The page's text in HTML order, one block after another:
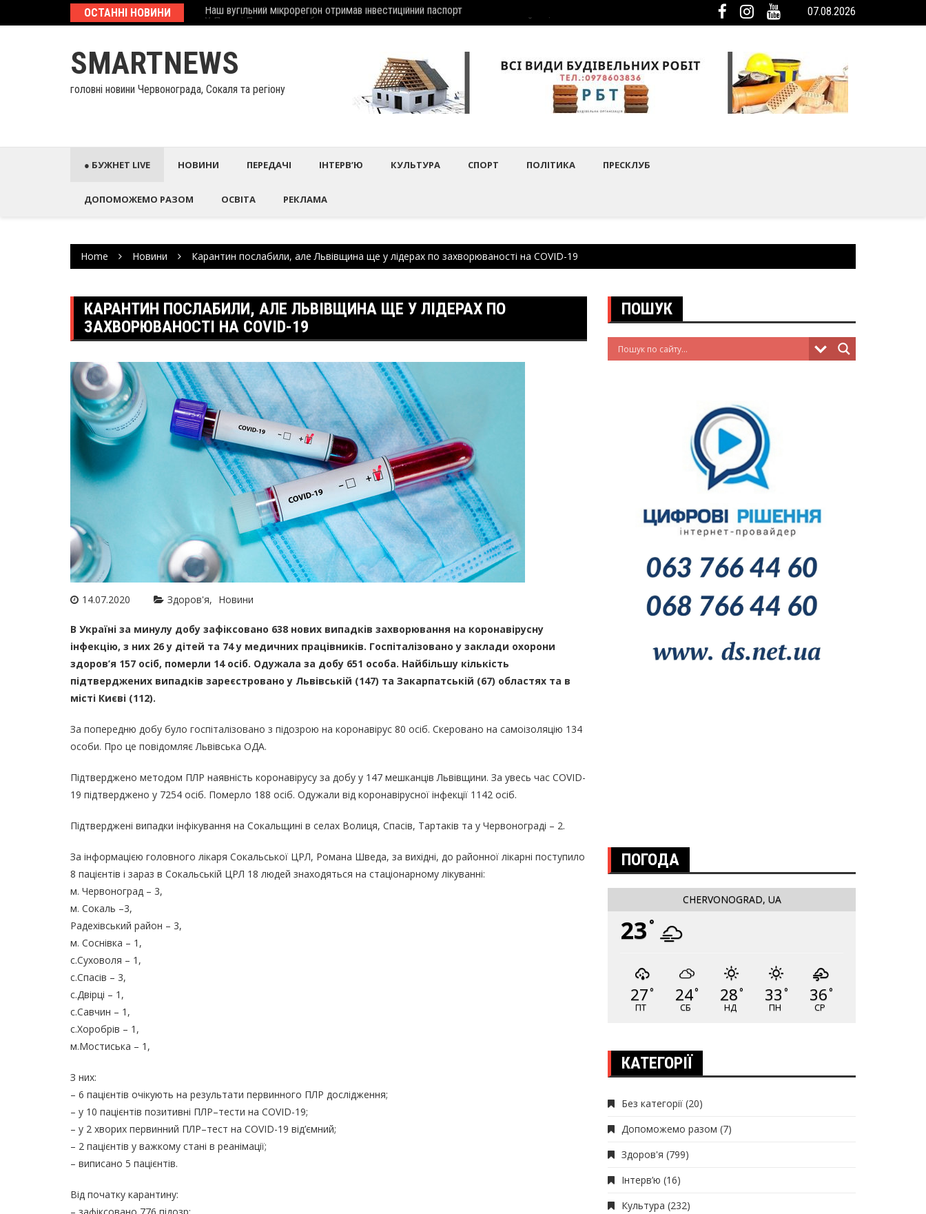
ОСТАННІ НОВИНИ
У Палаці Потоцьких відбулось нагородження працівників культури та майстрів народного мистецтва Шептицького районуШептицька громада була представлена на Європейському регіональному
07.08.2026
SMARTNEWS
головні новини Червонограда, Сокаля та регіону
● БУЖНЕТ LIVE НОВИНИ ПЕРЕДАЧІ ІНТЕРВ’Ю КУЛЬТУРА СПОРТ ПОЛІТИКА ПРЕСКЛУБ
ДОПОМОЖЕМО РАЗОМ ОСВІТА РЕКЛАМА
Home Новини Карантин послабили, але Львівщина ще у лідерах по захворюваності на COVID-19
КАРАНТИН ПОСЛАБИЛИ, АЛЕ ЛЬВІВЩИНА ЩЕ У ЛІДЕРАХ ПО
ЗАХВОРЮВАНОСТІ НА COVID-19
14.07.2020 Здоров'я Новини
В Україні за минулу добу зафіксовано 638 нових випадків захворювання на коронавірусну
інфекцію, з них 26 у дітей та 74 у медичних працівників. Госпіталізовано у заклади охорони
здоров’я 157 осіб, померли 14 осіб. Одужала за добу 651 особа. Найбільшу кількість
підтверджених випадків зареєстровано у Львівській (147) та Закарпатській (67) областях та в
місті Києві (112).
За попередню добу було госпіталізовано з підозрою на коронавірус 80 осіб. Скеровано на самоізоляцію 134
особи. Про це повідомляє Львівська ОДА.
Підтверджено методом ПЛР наявність коронавірусу за добу у 147 мешканців Львівщини. За увесь час COVID-
19 підтверджено у 7254 осіб. Померло 188 осіб. Одужали від коронавірусної інфекції 1142 осіб.
Підтверджені випадки інфікування на Сокальщині в селах Волиця, Спасів, Тартаків та у Червонограді – 2.
За інформацією головного лікаря Сокальської ЦРЛ, Романа Шведа, за вихідні, до районної лікарні поступило
8 пацієнтів і зараз в Сокальській ЦРЛ 18 людей знаходяться на стаціонарному лікуванні:
м. Червоноград – 3,
м. Сокаль –3,
Радехівський район – 3,
м. Соснівка – 1,
с.Суховоля – 1,
с.Спасів – 3,
с.Двірці – 1,
с.Савчин – 1,
с.Хоробрів – 1,
м.Мостиська – 1,
З них:
– 6 пацієнтів очікують на результати первинного ПЛР дослідження;
– у 10 пацієнтів позитивні ПЛР–тести на COVID-19;
– у 2 хворих первинний ПЛР–тест на COVID-19 від’ємний;
– 2 пацієнтів у важкому стані в реанімації;
– виписано 5 пацієнтів.
Від початку карантину:
ПОШУК
ПОГОДА
CHERVONOGRAD, UA
23 °
27°
ПТ
24°
СБ
28°
НД
33 °
ПН
36°
СР
КАТЕГОРІЇ
Без категорії (20)
Допоможемо разом (7)
Здоров'я (799)
Інтерв’ю (16)
Культура (232)